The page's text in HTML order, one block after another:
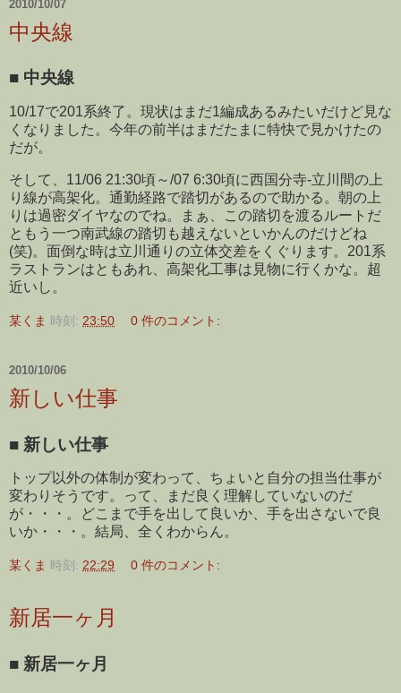
2010/10/07
中央線
■ 中央線
10/17で201系終了。現状はまだ1編成あるみたいだけど見な
くなりました。今年の前半はまだたまに特快で見かけたの
だが。
そして、11/06 21:30頃～/07 6:30頃に西国分寺-立川間の上
り線が高架化。通勤経路で踏切があるので助かる。朝の上
りは過密ダイヤなのでね。まぁ、この踏切を渡るルートだ
ともう一つ南武線の踏切も越えないといかんのだけどね
(笑)。面倒な時は立川通りの立体交差をくぐります。201系
ラストランはともあれ、高架化工事は見物に行くかな。超
近いし。
某くま 時刻: 23:50 0 件のコメント:
2010/10/06
新しい仕事
■ 新しい仕事
トップ以外の体制が変わって、ちょいと自分の担当仕事が
変わりそうです。って、まだ良く理解していないのだ
が・・・。どこまで手を出して良いか、手を出さないで良
いか・・・。結局、全くわからん。
某くま 時刻: 22:29 0 件のコメント:
新居一ヶ月
■ 新居一ヶ月